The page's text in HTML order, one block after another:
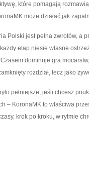
które pomagają
może działać jak
Polski jest pełna zwrotów, a
etap niesie własne
dominuje gra
rozdział, lecz jako
pełniejsze, jeśli chcesz
– KoronaMK to właściwa
krok po kroku, w rytmie